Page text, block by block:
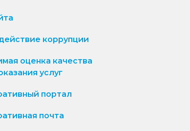
коррупции
оценка качества
услуг
портал
почта